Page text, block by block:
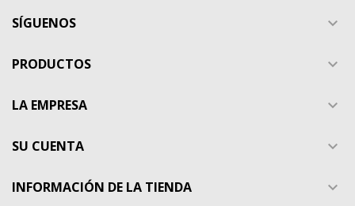
SÍGUENOS 
PRODUCTOS 
LA EMPRESA 
SU CUENTA 
INFORMACIÓN DE LA TIENDA 